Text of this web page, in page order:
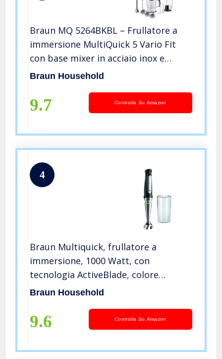
Braun MQ 5264BKBL – Frullatore a
immersione MultiQuick 5 Vario Fit
con base mixer in acciaio inox e
taglierina a spirale, 1000 Watt, con
Nero/Blu
Braun Household
9.7 Controlla Su Amazon
4
Braun Multiquick, frullatore a
immersione, 1000 Watt, con
tecnologia ActiveBlade, colore
nero/acciaio inox Include bicchiere da
Braun Household
9.6 Controlla Su Amazon